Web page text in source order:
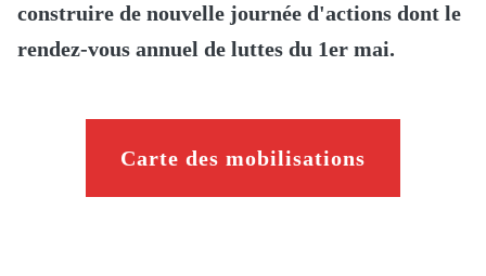
construire de nouvelle journée d'actions dont le
rendez-vous annuel de luttes du 1er mai.
Carte des mobilisations